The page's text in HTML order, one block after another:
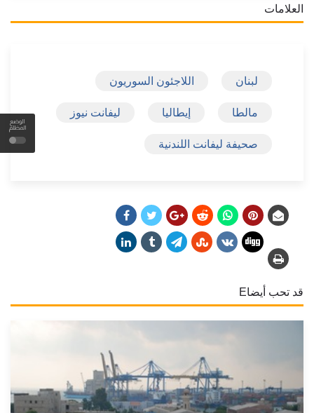
الوضع
المظلم
العلامات
لبنان اللاجئون السوريون
مالطا إيطاليا ليفانت نيوز
صحيفة ليفانت اللندنية
قد تحب أيضاE